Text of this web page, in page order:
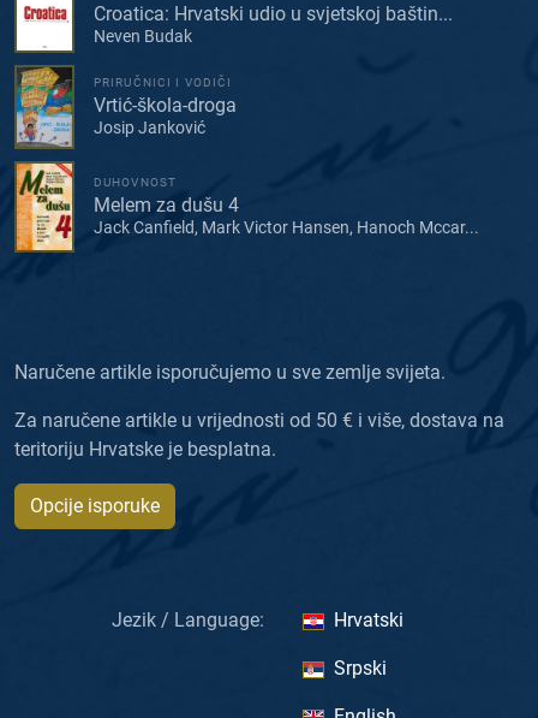
Croatica: Hrvatski udio u svjetskoj baštin...
Neven Budak
PRIRUČNICI I VODIČI
Vrtić-škola-droga
Josip Janković
DUHOVNOST
Melem za dušu 4
Jack Canfield, Mark Victor Hansen, Hanoch Mccar...
Naručene artikle isporučujemo u sve zemlje svijeta.
Za naručene artikle u vrijednosti od 50 € i više, dostava na
teritoriju Hrvatske je besplatna.
Opcije isporuke
Jezik / Language: Hrvatski
Srpski